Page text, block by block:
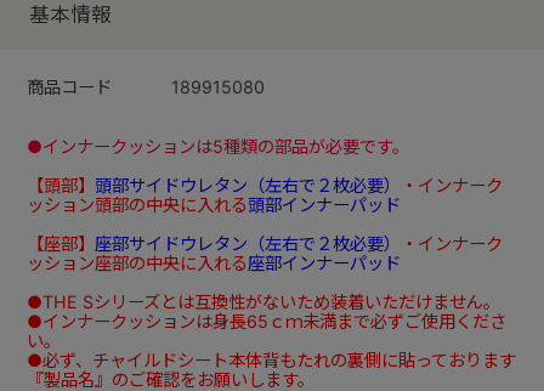
基本情報
商品コード 189915080
●インナークッションは5種類の部品が必要です。
【頭部】 頭部サイドウレタン（左右で２枚必要）
・インナーク
ッション頭部の中央に入れる頭部インナーパッド
【座部】 座部サイドウレタン（左右で２枚必要）
・インナーク
ッション座部の中央に入れる座部インナーパッド
●THE Sシリーズとは互換性がないため装着いただけません。
●インナークッションは身長65ｃｍ未満まで必ずご使用くださ
い。
●必ず、チャイルドシート本体背もたれの裏側に貼っております
『製品名』のご確認をお願いします。